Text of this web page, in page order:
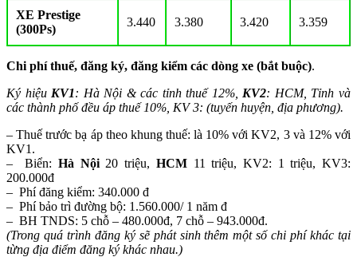
XE Prestige
(300Ps)
3.440 3.380 3.420 3.359
Chi phí thuế, đăng ký, đăng kiểm các dòng xe (bắt buộc).
Ký hiệu KV1: Hà Nội & các tỉnh thuế 12%, KV2: HCM, Tỉnh và
các thành phố đều áp thuế 10%, KV 3: (tuyến huyện, địa phương).
– Thuế trước bạ áp theo khung thuế: là 10% với KV2, 3 và 12% với
KV1.
– Biển:Hà Nội20 triệu, HCM11 triệu, KV2: 1 triệu, KV3:
200.000đ
– Phí đăng kiểm: 340.000 đ
– Phí bảo trì đường bộ: 1.560.000/ 1 năm đ
– BH TNDS: 5 chỗ – 480.000đ, 7 chỗ – 943.000đ.
(Trong quá trình đăng ký sẽ phát sinh thêm một số chi phí khác tại
từng địa điểm đăng ký khác nhau.)